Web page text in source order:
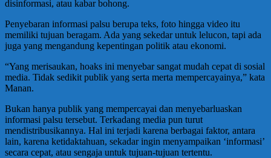
disinformasi, atau kabar bohong.
Penyebaran informasi palsu berupa teks, foto hingga video itu
memiliki tujuan beragam. Ada yang sekedar untuk lelucon, tapi ada
juga yang mengandung kepentingan politik atau ekonomi.
“Yang merisaukan, hoaks ini menyebar sangat mudah cepat di sosial
media. Tidak sedikit publik yang serta merta mempercayainya,” kata
Manan.
Bukan hanya publik yang mempercayai dan menyebarluaskan
informasi palsu tersebut. Terkadang media pun turut
mendistribusikannya. Hal ini terjadi karena berbagai faktor, antara
lain, karena ketidaktahuan, sekadar ingin menyampaikan ‘informasi’
secara cepat, atau sengaja untuk tujuan-tujuan tertentu.